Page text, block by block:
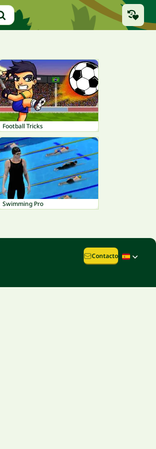
Football Tricks
Swimming Pro
Contacto